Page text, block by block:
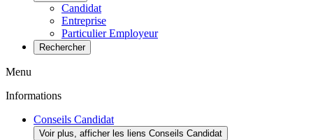
Candidat
Entreprise
Particulier Employeur
Rechercher
Menu
Informations
Conseils Candidat
Voir plus, afficher les liens Conseils Candidat